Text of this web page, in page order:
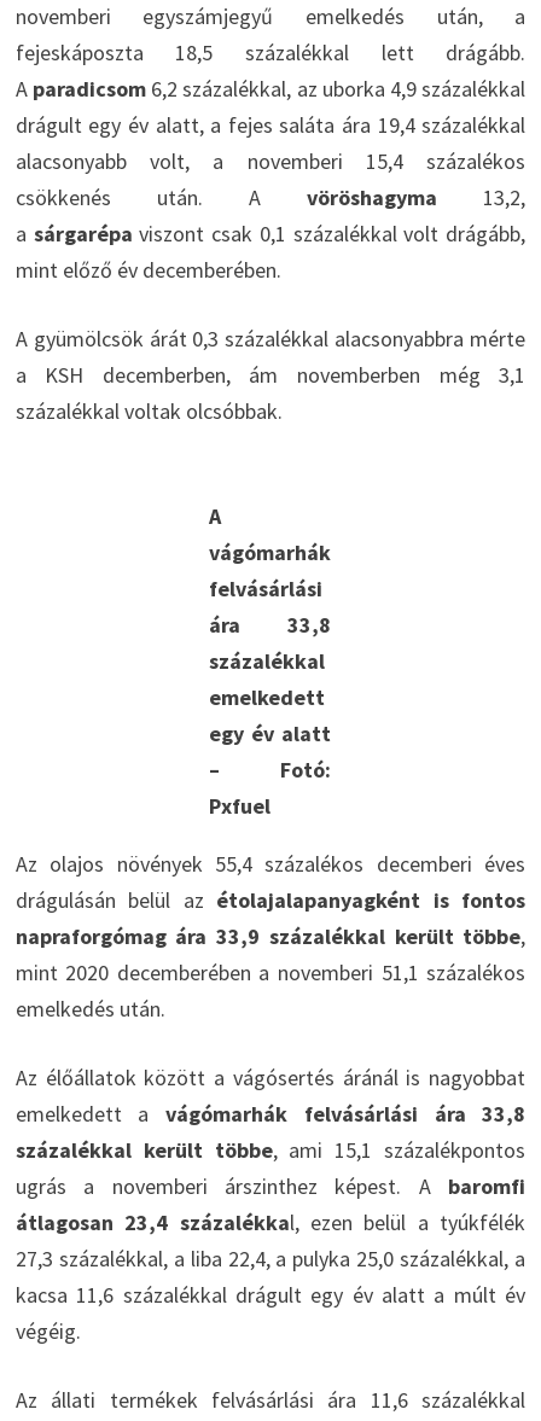
novemberi egyszámjegyű emelkedés után, a
fejeskáposzta 18,5 százalékkal lett drágább.
A paradicsom 6,2 százalékkal, az uborka 4,9 százalékkal
drágult egy év alatt, a fejes saláta ára 19,4 százalékkal
alacsonyabb volt, a novemberi 15,4 százalékos
csökkenés után. Avöröshagyma 13,2,
a sárgarépa viszont csak 0,1 százalékkal volt drágább,
mint előző év decemberében.
A gyümölcsök árát 0,3 százalékkal alacsonyabbra mérte
a KSH decemberben, ám novemberben még 3,1
százalékkal voltak olcsóbbak.
A
vágómarhák
felvásárlási
ára 33,8
százalékkal
emelkedett
egy év alatt
– Fotó:
Pxfuel
Az olajos növények 55,4 százalékos decemberi éves
drágulásán belül az étolajalapanyagként is fontos
napraforgómag ára 33,9 százalékkal került többe,
mint 2020 decemberében a novemberi 51,1 százalékos
emelkedés után.
Az élőállatok között a vágósertés áránál is nagyobbat
emelkedett avágómarhák felvásárlási ára 33,8
százalékkal került többe, ami 15,1 százalékpontos
ugrás a novemberi árszinthez képest. A baromfi
átlagosan 23,4 százalékkal, ezen belül a tyúkfélék
27,3 százalékkal, a liba 22,4, a pulyka 25,0 százalékkal, a
kacsa 11,6 százalékkal drágult egy év alatt a múlt év
végéig.
Az állati termékek felvásárlási ára 11,6 százalékkal